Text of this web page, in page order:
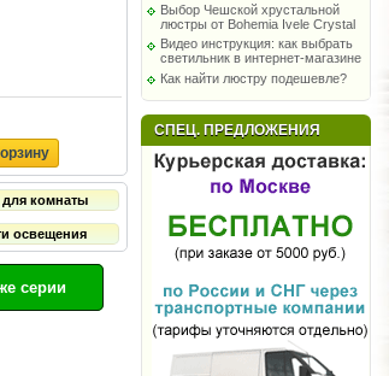
для комнаты
освещения
серии
Выбор Чешской хрустальной
люстры от Bohemia Ivele Crystal
Видео инструкция: как выбрать
светильник в интернет-магазине
Как найти люстру подешевле?
СПЕЦ. ПРЕДЛОЖЕНИЯ